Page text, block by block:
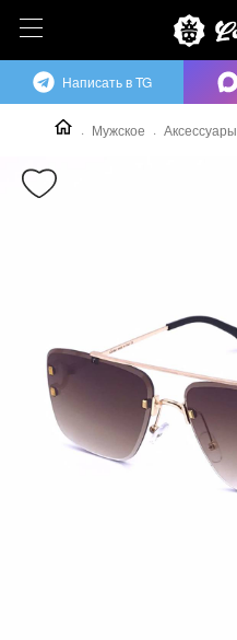
Мужское Аксессуары
Написать в TG